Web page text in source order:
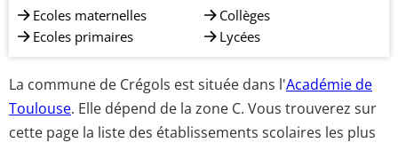
Ecoles maternelles
Ecoles primaires
Collèges
Lycées
La commune de Crégols est située dans l'Académie de
Toulouse. Elle dépend de la zone C. Vous trouverez sur
cette page la liste des établissements scolaires les plus